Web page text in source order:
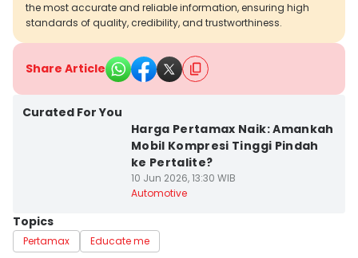
the most accurate and reliable information, ensuring high
standards of quality, credibility, and trustworthiness.
Share Article
Curated For You
Harga Pertamax Naik: Amankah
Mobil Kompresi Tinggi Pindah
ke Pertalite?
10 Jun 2026, 13:30 WIB
Automotive
Topics
Pertamax Educate me